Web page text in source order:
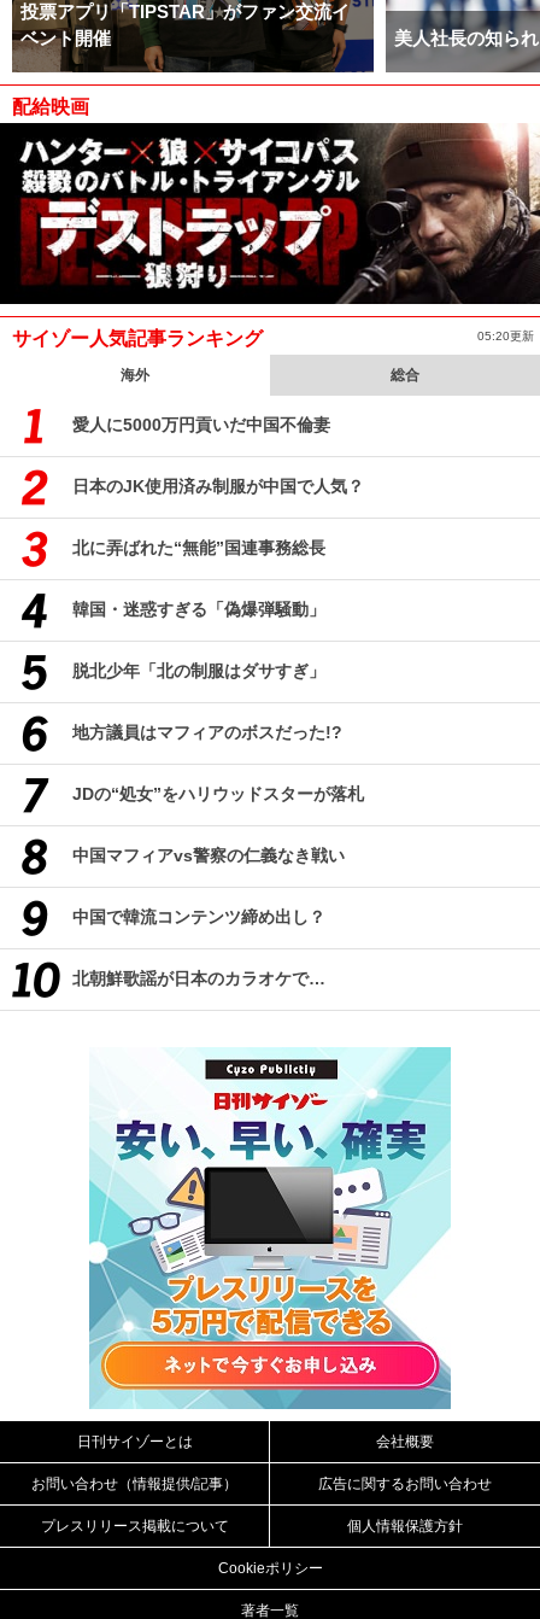
投票アプリ「TIPSTAR」がファン交流イ
ベント開催
美人社長の知ら
配給映画
サイゾー人気記事ランキング 05:20更新
海外 総合
愛人に5000万円貢いだ中国不倫妻
日本のJK使用済み制服が中国で人気？
北に弄ばれた“無能”国連事務総長
韓国・迷惑すぎる「偽爆弾騒動」
脱北少年「北の制服はダサすぎ」
地方議員はマフィアのボスだった!?
JDの“処女”をハリウッドスターが落札
中国マフィアvs警察の仁義なき戦い
中国で韓流コンテンツ締め出し？
北朝鮮歌謡が日本のカラオケで…
日刊サイゾーとは 会社概要
お問い合わせ（情報提供/記事） 広告に関するお問い合わせ
プレスリリース掲載について 個人情報保護方針
Cookieポリシー
著者一覧